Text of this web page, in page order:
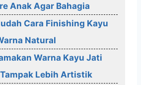
Anak Agar Bahagia
Cara Finishing Kayu
Natural
Warna Kayu Jati
Lebih Artistik